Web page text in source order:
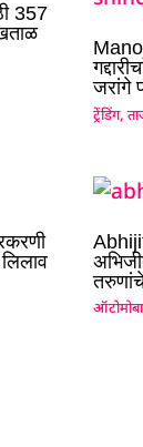
357
जरांगे
ट्रेंडिंग,